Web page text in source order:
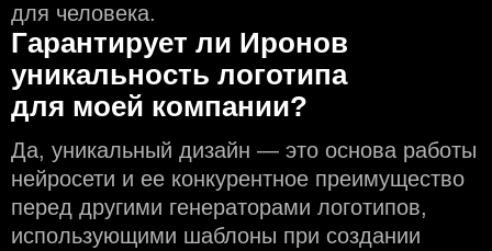
для человека.
Гарантирует ли Иронов
уникальность логотипа
для моей компании?
Да, уникальный дизайн — это основа работы
нейросети и еe конкурентное преимущество
перед другими генераторами логотипов,
использующими шаблоны при создании